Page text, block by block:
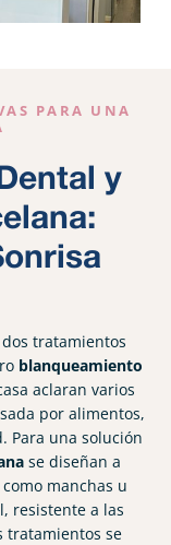
PARA UNA
y
tratamientos
blanqueamiento
aclaran varios
por alimentos,
Para una solución
se diseñan a
manchas u
resistente a las
tratamientos se